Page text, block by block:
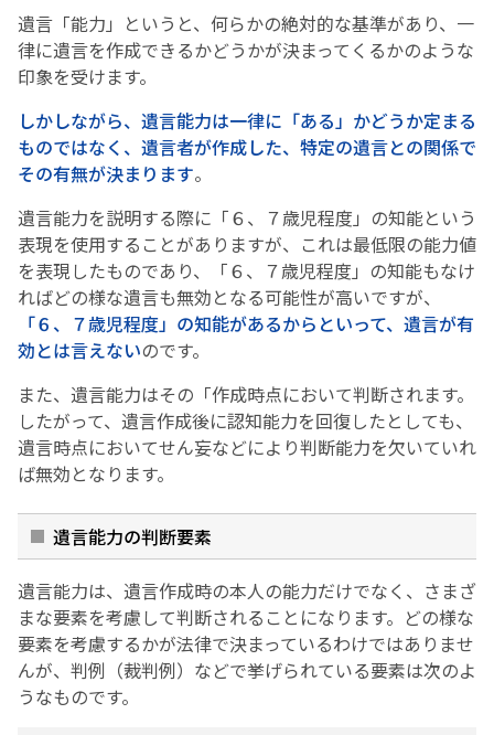
遺言「能力」というと、何らかの絶対的な基準があり、一
律に遺言を作成できるかどうかが決まってくるかのような
印象を受けます。
しかしながら、遺言能力は一律に「ある」かどうか定まる
ものではなく、遺言者が作成した、特定の遺言との関係で
その有無が決まります。
遺言能力を説明する際に「６、７歳児程度」の知能という
表現を使用することがありますが、これは最低限の能力値
を表現したものであり、「６、７歳児程度」の知能もなけ
ればどの様な遺言も無効となる可能性が高いですが、
「６、７歳児程度」の知能があるからといって、遺言が有
効とは言えないのです。
また、遺言能力はその「作成時点において判断されます。
したがって、遺言作成後に認知能力を回復したとしても、
遺言時点においてせん妄などにより判断能力を欠いていれ
ば無効となります。
遺言能力の判断要素
遺言能力は、遺言作成時の本人の能力だけでなく、さまざ
まな要素を考慮して判断されることになります。どの様な
要素を考慮するかが法律で決まっているわけではありませ
んが、判例（裁判例）などで挙げられている要素は次のよ
うなものです。